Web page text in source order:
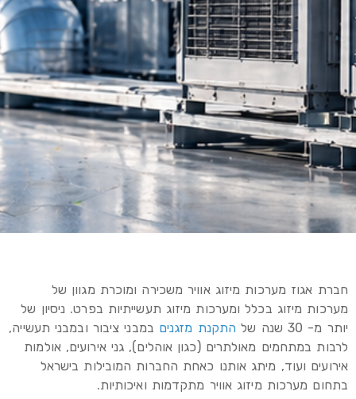
חברת אגוז מערכות מיזוג אוויר משכירה ומוכרת מגוון של
מערכות מיזוג בכלל ומערכות מיזוג תעשייתיות בפרט. ניסיון של
יותר מ- 30 שנה של
התקנת מזגנים במבני ציבור ובמבני תעשייה,
לרבות במתחמים מאולתרים (כגון אוהלים), גני אירועים, אולמות
אירועים ועוד, מיתג אותנו כאחת החברות המובילות בישראל
בתחום מערכות מיזוג אוויר מתקדמות ואיכותיות.